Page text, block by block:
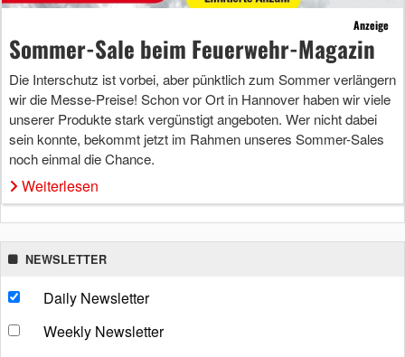
Anzeige
Sommer-Sale beim Feuerwehr-Magazin
Die Interschutz ist vorbei, aber pünktlich zum Sommer verlängern
wir die Messe-Preise! Schon vor Ort in Hannover haben wir viele
unserer Produkte stark vergünstigt angeboten. Wer nicht dabei
sein konnte, bekommt jetzt im Rahmen unseres Sommer-Sales
noch einmal die Chance.
Weiterlesen
NEWSLETTER
Daily Newsletter
Weekly Newsletter